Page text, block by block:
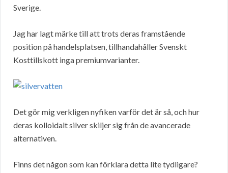
Sverige.
Jag har lagt märke till att trots deras framstående
position på handelsplatsen, tillhandahåller Svenskt
Kosttillskott inga premiumvarianter.
Det gör mig verkligen nyfiken varför det är så, och hur
deras kolloidalt silver skiljer sig från de avancerade
alternativen.
Finns det någon som kan förklara detta lite tydligare?